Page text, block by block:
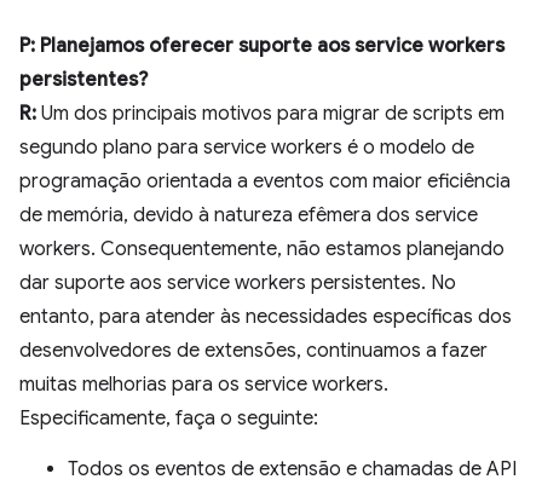
P: Planejamos oferecer suporte aos service workers
persistentes?
R: Um dos principais motivos para migrar de scripts em
segundo plano para service workers é o modelo de
programação orientada a eventos com maior eficiência
de memória, devido à natureza efêmera dos service
workers. Consequentemente, não estamos planejando
dar suporte aos service workers persistentes. No
entanto, para atender às necessidades específicas dos
desenvolvedores de extensões, continuamos a fazer
muitas melhorias para os service workers.
Especificamente, faça o seguinte:
Todos os eventos de extensão e chamadas de API